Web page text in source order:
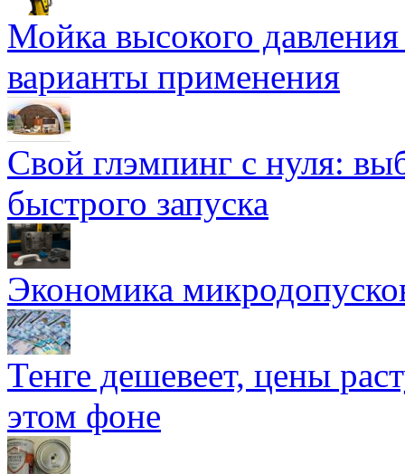
Мойка высокого
варианты применения
Свой глэмпинг с нуля:
быстрого запуска
Экономика
Тенге дешевеет, цены
этом фоне